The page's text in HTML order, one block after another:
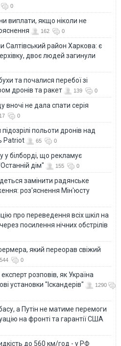
0
виплати, якщо ніколи не
162 0
Салтівський район Харкова: є
двоє людей загинули
та почалися перебої зі
дронів та ракет
139 0
вночі не дала спати серія
0
польоти дронів над
Patriot
65 0
у білборді, що рекламує
дім"
155 0
замінити радянське
роз'яснення Мін'юсту
про переведення всіх шкіл на
посилення нічних обстрілів
який переорав свіжий
544 0
розповів, як Україна
установки "Іскандерів"
1290
а Путін не матиме перемоги
на фронті та гарантії США
до 560 км/год - у РФ